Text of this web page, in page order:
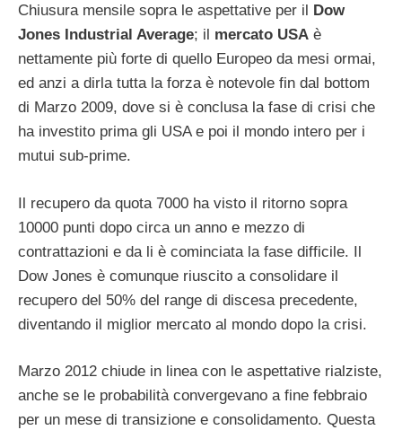
Chiusura mensile sopra le aspettative per il
Dow
Jones Industrial Average; il mercato USA è
nettamente più forte di quello Europeo da mesi ormai,
ed anzi a dirla tutta la forza è notevole fin dal bottom
di Marzo 2009, dove si è conclusa la fase di crisi che
ha investito prima gli USA e poi il mondo intero per i
mutui sub-prime.
Il recupero da quota 7000 ha visto il ritorno sopra
10000 punti dopo circa un anno e mezzo di
contrattazioni e da li è cominciata la fase difficile. Il
Dow Jones è comunque riuscito a consolidare il
recupero del 50% del range di discesa precedente,
diventando il miglior mercato al mondo dopo la crisi.
Marzo 2012 chiude in linea con le aspettative rialziste,
anche se le probabilità convergevano a fine febbraio
per un mese di transizione e consolidamento. Questa